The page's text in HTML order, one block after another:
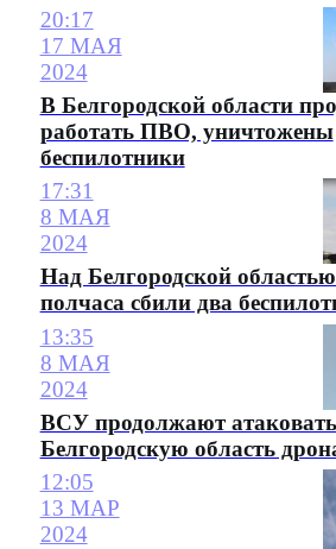
20:17
17 МАЯ
2024
В Белгородской области
работать ПВО, уничтожены
беспилотники
17:31
8 МАЯ
2024
Над Белгородской
полчаса сбили два
13:35
8 МАЯ
2024
ВСУ продолжают атаковать
Белгородскую область
12:05
13 МАР
2024